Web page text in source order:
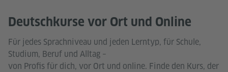
Deutschkurse vor Ort und Online
Für jedes Sprachniveau und jeden Lerntyp, für Schule,
Studium, Beruf und Alltag –
von Profis für dich, vor Ort und online. Finde den Kurs, der